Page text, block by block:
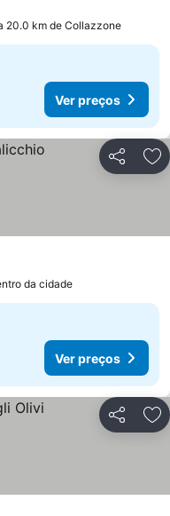
20.0 km de Collazzone
Ver preços
Partilhar
da cidade
Ver preços
Partilhar